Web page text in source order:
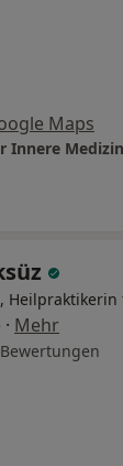
Maps
Innere Medizin
Heilpraktikerin
· Mehr